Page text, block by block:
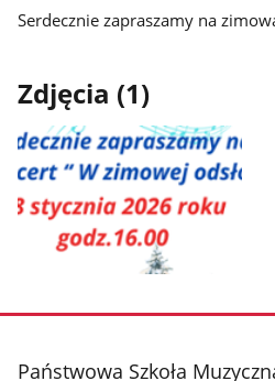
Serdecznie zapraszamy na
Zdjęcia (1)
zdjęcie
stopka
Państwowa Szkoła